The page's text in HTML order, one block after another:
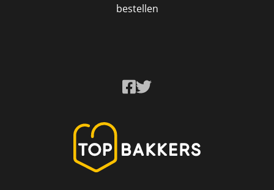
bestellen